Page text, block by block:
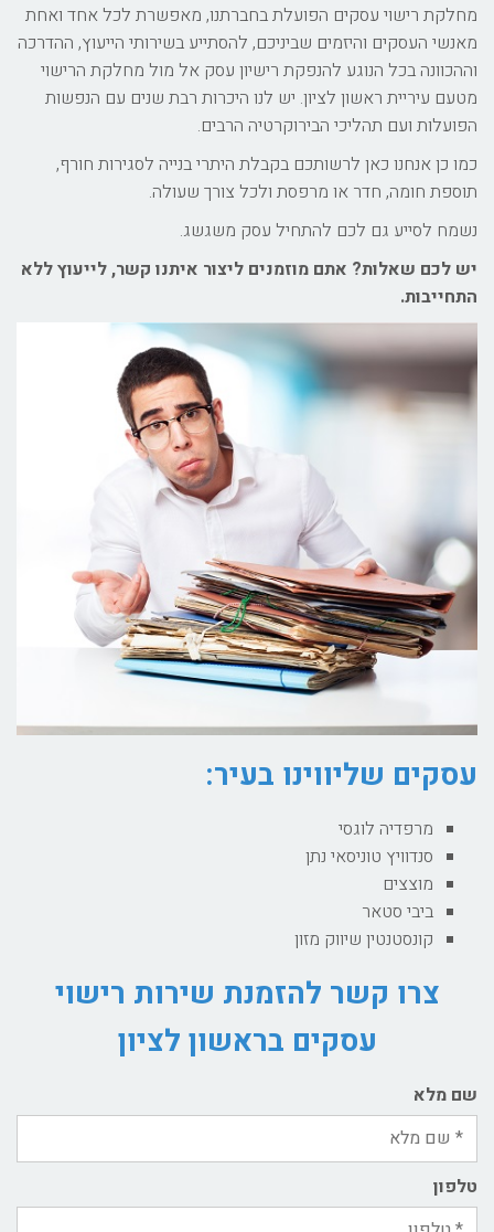
מחלקת רישוי עסקים הפועלת בחברתנו, מאפשרת לכל אחד ואחת
מאנשי העסקים והיזמים שביניכם, להסתייע בשירותי הייעוץ, ההדרכה
וההכוונה בכל הנוגע להנפקת רישיון עסק אל מול מחלקת הרישוי
מטעם עיריית ראשון לציון. יש לנו היכרות רבת שנים עם הנפשות
הפועלות ועם תהליכי הבירוקרטיה הרבים.
כמו כן אנחנו כאן לרשותכם בקבלת היתרי בנייה לסגירות חורף,
תוספת חומה, חדר או מרפסת ולכל צורך שעולה.
נשמח לסייע גם לכם להתחיל עסק משגשג.
יש לכם שאלות? אתם מוזמנים ליצור איתנו קשר, לייעוץ ללא
התחייבות.
עסקים שליווינו בעיר:
מרפדיה לוגסי
סנדוויץ טוניסאי נתן
מוצצים
ביבי סטאר
קונסטנטין שיווק מזון
צרו קשר להזמנת שירות רישוי
עסקים בראשון לציון
שם מלא
טלפון